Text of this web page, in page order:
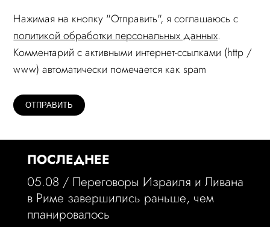
Нажимая на кнопку "Отправить", я соглашаюсь c
политикой обработки персональных данных.
Комментарий c активными интернет-ссылками (http /
www) автоматически помечается как spam
ПОСЛЕДНЕЕ
05.08 / Переговоры Израиля и Ливана
в Риме завершились раньше, чем
планировалось